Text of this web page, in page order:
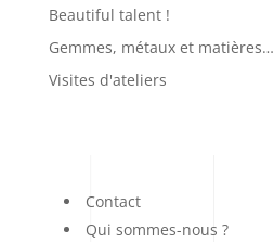
Beautiful talent !
Gemmes, métaux et matières…
Visites d'ateliers
Contact
Qui sommes-nous ?